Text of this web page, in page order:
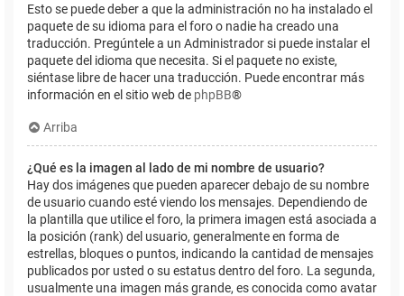
Esto se puede deber a que la administración no ha instalado el
paquete de su idioma para el foro o nadie ha creado una
traducción. Pregúntele a un Administrador si puede instalar el
paquete del idioma que necesita. Si el paquete no existe,
siéntase libre de hacer una traducción. Puede encontrar más
información en el sitio web de phpBB®
Arriba
¿Qué es la imagen al lado de mi nombre de usuario?
Hay dos imágenes que pueden aparecer debajo de su nombre
de usuario cuando esté viendo los mensajes. Dependiendo de
la plantilla que utilice el foro, la primera imagen está asociada a
la posición (rank) del usuario, generalmente en forma de
estrellas, bloques o puntos, indicando la cantidad de mensajes
publicados por usted o su estatus dentro del foro. La segunda,
usualmente una imagen más grande, es conocida como avatar